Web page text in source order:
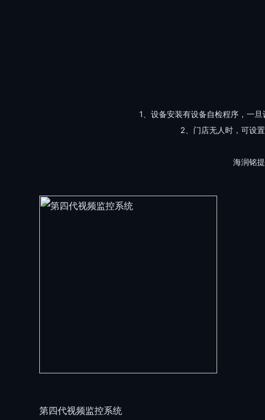
1、设备安装有设备自检程序，一
2、门店无人时，可设
海润铭
第四代视频监控系统